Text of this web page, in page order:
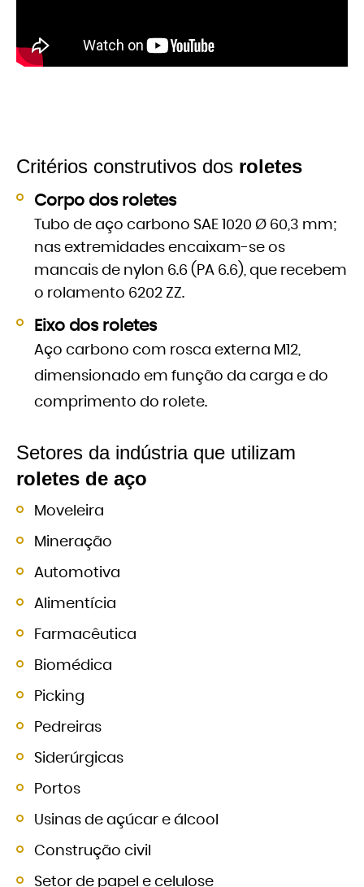
Critérios construtivos dos roletes
Corpo dos roletes
Tubo de aço carbono SAE 1020 Ø 60,3 mm;
nas extremidades encaixam-se os
mancais de nylon 6.6 (PA 6.6), que recebem
o rolamento 6202 ZZ.
Eixo dos roletes
Aço carbono com rosca externa M12,
dimensionado em função da carga e do
comprimento do rolete.
Setores da indústria que utilizam
roletes de aço
Moveleira
Mineração
Automotiva
Alimentícia
Farmacêutica
Biomédica
Picking
Pedreiras
Siderúrgicas
Portos
Usinas de açúcar e álcool
Construção civil
Setor de papel e celulose